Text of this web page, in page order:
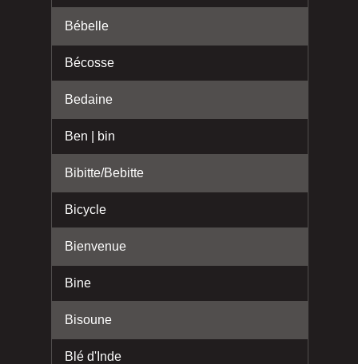
Bébelle
Bécosse
Bedaine
Ben | bin
Bibitte/Bebitte
Bicycle
Bienvenue
Bine
Bisoune
Blé d'Inde